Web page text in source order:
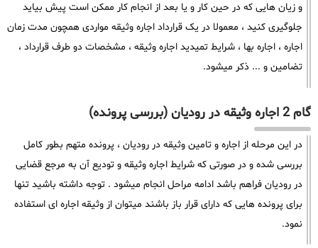
و زیان هایی که در حین کار و یا بعد از انجام کار ممکن است پیش بیاید
جلوگیری کنید ، معمولا در یک قرارداد اجاره وثیقه مواردی همچون مدت زمان
اجاره ، اجاره بها ، شرایط تمیدید اجاره وثیقه ، مشخصات دو طرف قرارداد ،
تضامین و ... ذکر میشود.
گام 2 اجاره وثیقه در رودیان (بررسی پرونده)
در این مرحله از اجاره و تامین وثیقه در رودیان ، پرونده متهم بطور کامل
بررسی شده و در صورتی که شرایط اجاره وثیقه و تودیع آن به مرجع قضایی
در رودیان فراهم باشد ادامه مراحل انجام میشود . توجه داشته باشید تنها
برای پرونده هایی که دارای قرار باز باشند میتوان از وثیقه اجاره ای استفاده
نمود.